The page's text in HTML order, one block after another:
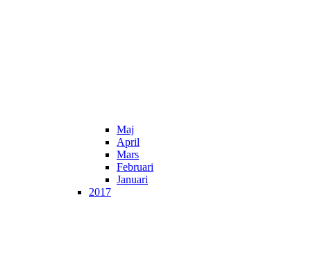
Maj
April
Mars
Februari
Januari
2017